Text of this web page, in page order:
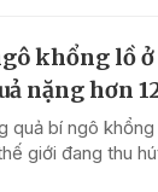
khổng lồ
nặng hơn
quả bí ngô
giới đang thu